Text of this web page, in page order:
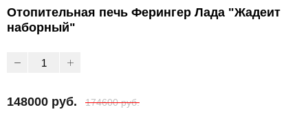
Отопительная печь Ферингер Лада "Жадеит
наборный"
148000 руб. 174600 руб.